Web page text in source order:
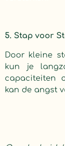
5. Stap voor
Door kleine
kun je
capaciteiten
kan de angst